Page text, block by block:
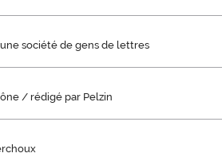
société de gens de lettres
/ rédigé par Pelzin